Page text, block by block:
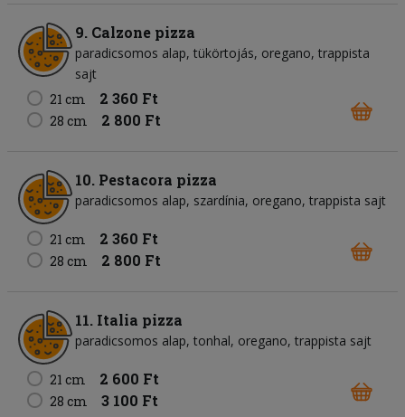
9. Calzone pizza
paradicsomos alap tükörtojás oregano trappista
sajt
21 cm
2 360 Ft
28 cm 2 800 Ft
10. Pestacora pizza
paradicsomos alap szardínia oregano trappista sajt
21 cm 2 360 Ft
28 cm 2 800 Ft
11. Italia pizza
paradicsomos alap tonhal oregano trappista sajt
21 cm 2 600 Ft
28 cm 3 100 Ft